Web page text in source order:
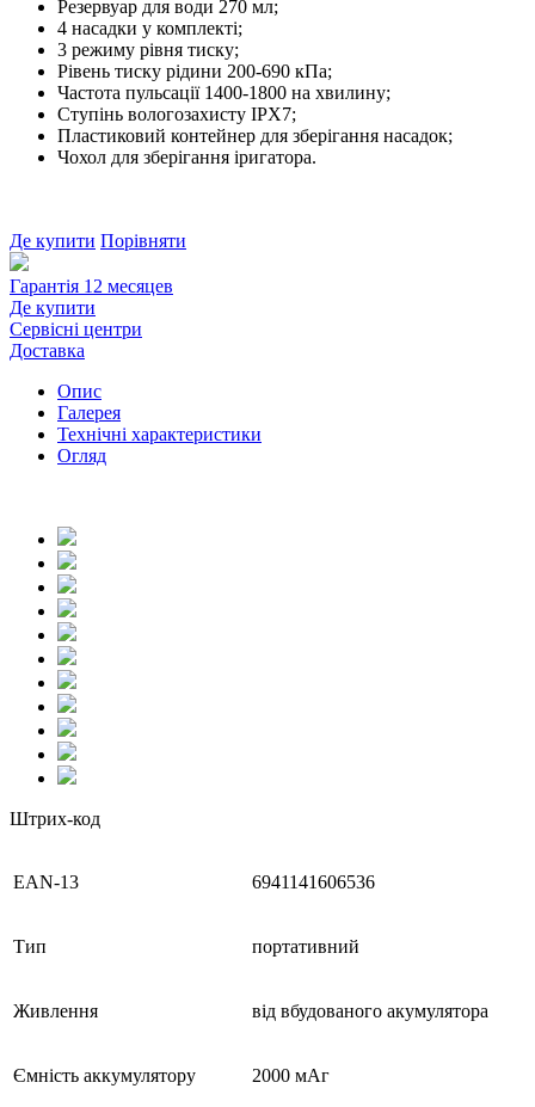
Резервуар для води 270 мл;
4 насадки у комплекті;
3 режиму рівня тиску;
Рівень тиску рідини 200-690 кПа;
Частота пульсації 1400-1800 на хвилину;
Ступінь вологозахисту IPX7;
Пластиковий контейнер для зберігання насадок;
Чохол для зберігання іригатора.
Де купити Порівняти
Гарантія 12 месяцев
Де купити
Сервісні центри
Доставка
Опис
Галерея
Технічні характеристики
Огляд
Штрих-код
EAN-13 6941141606536
Тип портативний
Живлення від вбудованого акумулятора
Ємність аккумулятору 2000 мАг